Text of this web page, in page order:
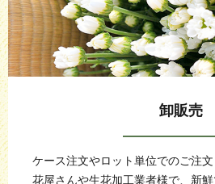
卸販売
ケース注文やロット単位でのご注文
花屋さんや生花加工業者様で、新